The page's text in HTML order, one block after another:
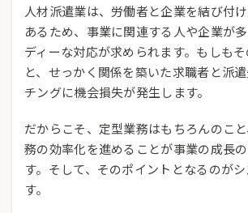
人材派遣業は、労働者と企業を結び付
あるため、事業に関連する人や企業が
ディーな対応が求められます。もしも
と、せっかく関係を築いた求職者と派
チングに機会損失が発生します。
だからこそ、定型業務はもちろんのこ
務の効率化を進めることが事業の成長
す。そして、そのポイントとなるのが
す。